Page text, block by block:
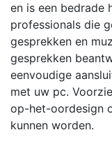
en is een bedrade
professionals die
gesprekken en
gesprekken
eenvoudige
met uw pc.
op-het-oordesign
kunnen worden.